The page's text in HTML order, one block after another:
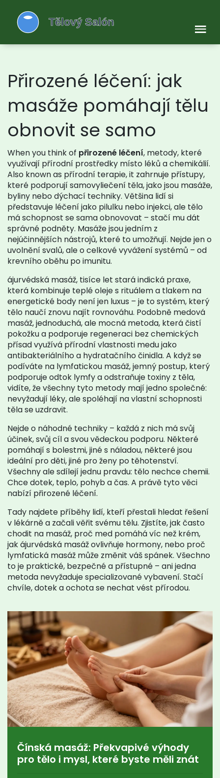
Přirozené léčení: jak
masáže pomáhají tělu
obnovit se samo
When you think of přirozené léčení, metody, které
využívají přírodní prostředky místo léků a chemikálií.
Also known as přírodní terapie, it zahrnuje přístupy,
které podporují samovyliečení těla, jako jsou masáže,
byliny nebo dýchací techniky. Většina lidí si
představuje léčení jako pilulku nebo injekci, ale tělo
má schopnost se sama obnovovat – stačí mu dát
správné podněty. Masáže jsou jedním z
nejúčinnějších nástrojů, které to umožňují. Nejde jen o
uvolnění svalů, ale o celkové vyvážení systémů – od
krevního oběhu po imunitu.
ájurvédská masáž, tisíce let stará indická praxe,
která kombinuje teplé oleje s rituálem a tlakem na
energetické body není jen luxus – je to systém, který
tělo naučí znovu najít rovnováhu. Podobně medová
masáž,jednoduchá, ale mocná metoda, která čistí
pokožku a podporuje regeneraci bez chemických
přísadvyužívá přírodní vlastnosti medu jako
antibakteriálního a hydratačního činidla. A když se
podíváte na lymfatickou masáž,jemný postup, který
podporuje odtok lymfy a odstraňuje toxiny z těla,
vidíte, že všechny tyto metody mají jedno společné:
nevyžadují léky, ale spoléhají na vlastní schopnosti
těla se uzdravit.
Nejde o náhodné techniky – každá z nich má svůj
účinek, svůj cíl a svou vědeckou podporu. Některé
pomáhají s bolestmi, jiné s náladou, některé jsou
ideální pro děti, jiné pro ženy po těhotenství.
Všechny ale sdílejí jednu pravdu: tělo nechce chemii.
Chce dotek, teplo, pohyb a čas. A právě tyto věci
nabízí přirozené léčení.
Tady najdete příběhy lidí, kteří přestali hledat řešení
v lékárně a začali věřit svému tělu. Zjistíte, jak často
chodit na masáž, proč med pomáhá víc než krém,
jak ájurvédská masáž ovlivňuje hormony, nebo proč
lymfatická masáž může změnit váš spánek. Všechno
to je praktické, bezpečné a přístupné – ani jedna
metoda nevyžaduje specializované vybavení. Stačí
chvíle, dotek a ochota se nechat vést přírodou.
Čínská masáž: Překvapivé výhody
pro tělo i mysl, které byste měli znát